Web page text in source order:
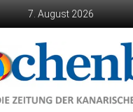
7. August 2026